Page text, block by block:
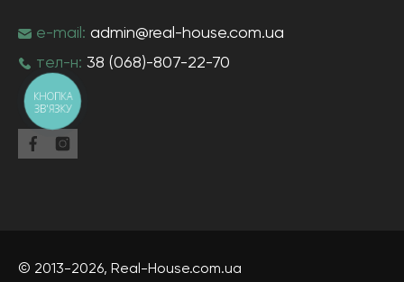
e-mail: admin@real-house.com.ua
тел-н: 38 (068)-807-22-70
© 2013-2026, Real-House.com.ua
КНОПКА
ЗВ'ЯЗКУ